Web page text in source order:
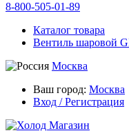
8-800-505-01-89
Каталог товара
Вентиль шаровой
Москва
Ваш город: Москва
Вход / Регистрация